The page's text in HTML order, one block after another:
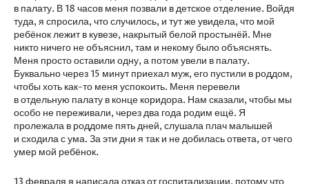
в палату. В 18 часов меня позвали в детское отделение. Войдя
туда, я спросила, что случилось, и тут же увидела, что мой
ребёнок лежит в кувезе, накрытый белой простынёй. Мне
никто ничего не объяснил, там и некому было объяснять.
Меня просто оставили одну, а потом увели в палату.
Буквально через 15 минут приехал муж, его пустили в роддом,
чтобы хоть как-то меня успокоить. Меня перевели
в отдельную палату в конце коридора. Нам сказали, чтобы мы
особо не переживали, через два года родим ещё. Я
пролежала в роддоме пять дней, слушала плач малышей
и сходила с ума. За эти дни я так и не добилась ответа, от чего
умер мой ребёнок.